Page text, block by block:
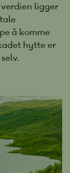
ligger
å komme
hytte er